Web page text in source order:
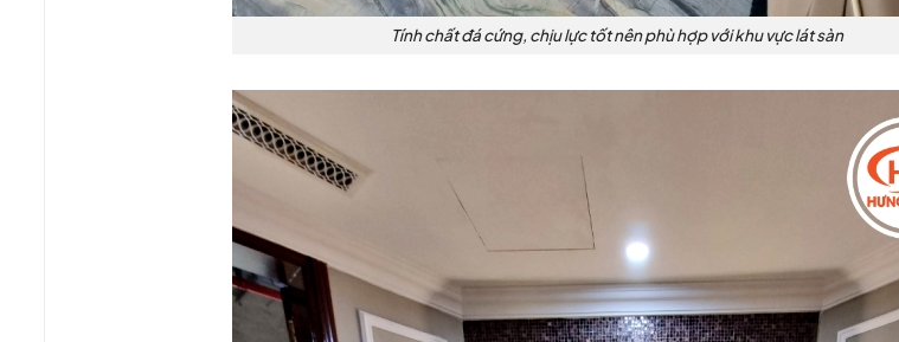
Tính chất đá cứng, chịu lực tốt nên phù hợp với khu vực lát sàn